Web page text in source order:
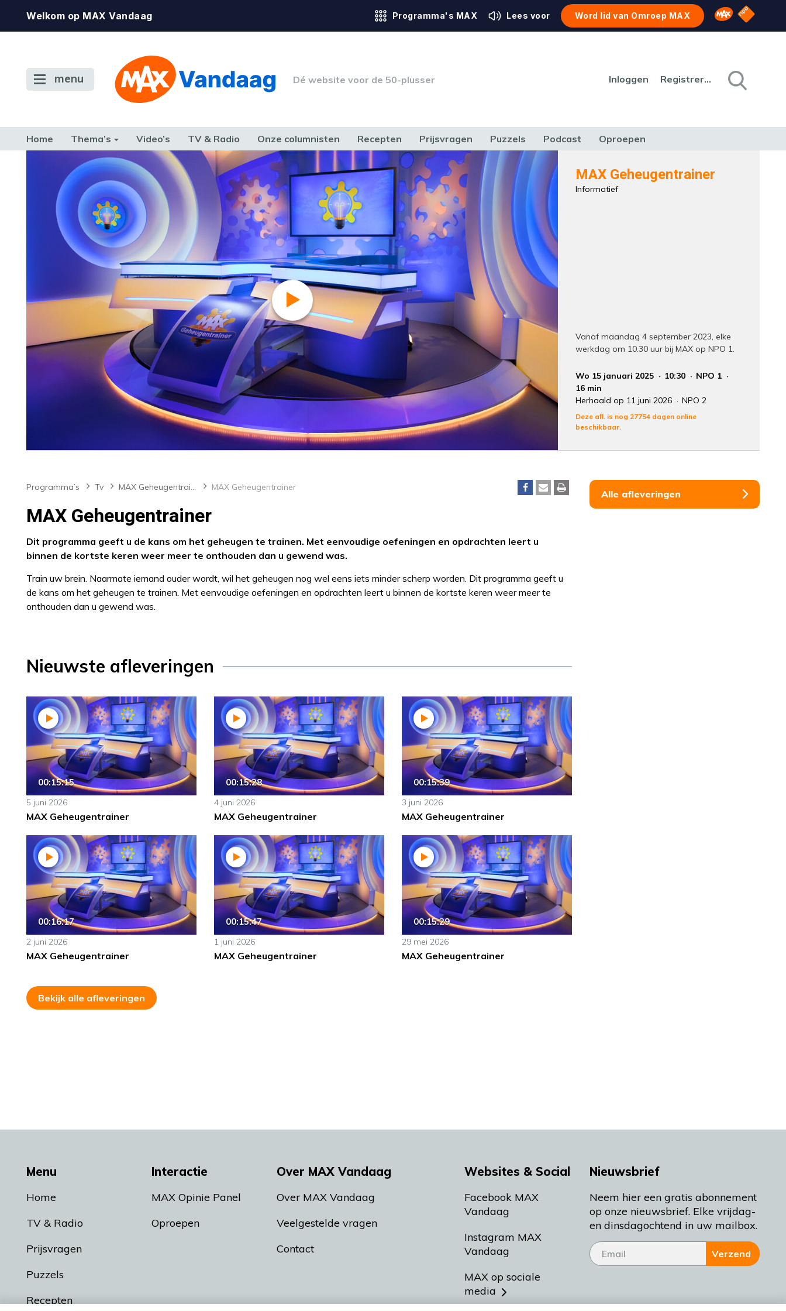
Welkom op MAX Vandaag Programma's MAX Lees voor Word lid van Omroep MAX Omroep MAX
NPO
menu Dé website voor de 50-plusser Inloggen Registreren
Home Thema’s Video’s TV & Radio Onze columnisten Recepten Prijsvragen Puzzels Podcast Oproepen
ETEN & DRINKEN FAMILIE & RELATIE GELD, WERK & RECHT GEZONDHEID & SPORT HUIS, TUIN & HOBBY MEDIA & CULTUUR
TERUG NAAR TOEN MAX Geheugentrainer
Informatief
Vanaf maandag 4 september 2023, elke
werkdag om 10.30 uur bij MAX op NPO 1.
Wo 15 januari 2025 10:30
NPO 1
16 min
Herhaald op 11 juni 2026
NPO 2
Deze afl. is nog 27754 dagen online
beschikbaar.
Programma’s Tv MAX Geheugentrainer MAX Geheugentrainer
MAX Geheugentrainer
Dit programma geeft u de kans om het geheugen te trainen. Met eenvoudige oefeningen en opdrachten leert u
binnen de kortste keren weer meer te onthouden dan u gewend was.
Train uw brein. Naarmate iemand ouder wordt, wil het geheugen nog wel eens iets minder scherp worden. Dit programma geeft u
de kans om het geheugen te trainen. Met eenvoudige oefeningen en opdrachten leert u binnen de kortste keren weer meer te
onthouden dan u gewend was.
Nieuwste afleveringen
00:15:15
5 juni 2026
MAX Geheugentrainer
00:15:28
4 juni 2026
MAX Geheugentrainer
00:15:39
3 juni 2026
MAX Geheugentrainer
00:16:17
2 juni 2026
MAX Geheugentrainer
00:15:47
1 juni 2026
MAX Geheugentrainer
00:15:29
29 mei 2026
MAX Geheugentrainer
Bekijk alle afleveringen
Alle afleveringen
Menu
Home
TV & Radio
Prijsvragen
Puzzels
Recepten
Interactie
MAX Opinie Panel
Oproepen
Over MAX Vandaag
Over MAX Vandaag
Veelgestelde vragen
Contact
Websites & Social
Facebook MAX
Vandaag
Instagram MAX
Vandaag
MAX op sociale
media
Nieuwsbrief
Neem hier een gratis abonnement
op onze nieuwsbrief. Elke vrijdag-
en dinsdagochtend in uw mailbox.
Verzend